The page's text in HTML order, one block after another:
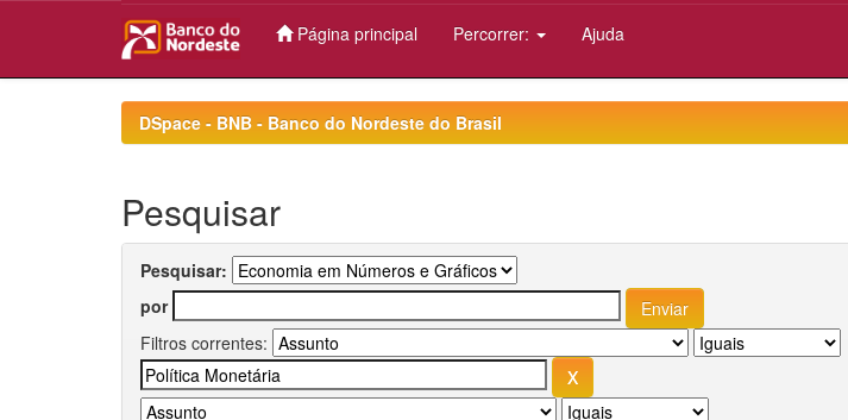
Página principal Percorrer: Ajuda
DSpace - BNB - Banco do Nordeste do Brasil
Pesquisar
Pesquisar:
por
Filtros correntes: